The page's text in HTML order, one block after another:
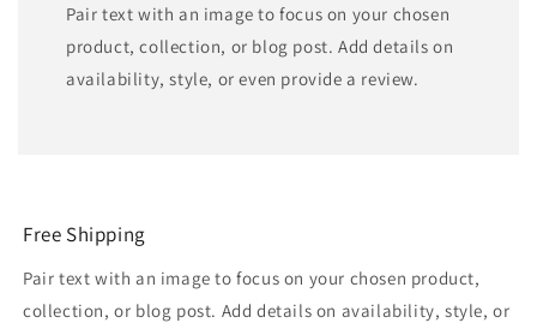
Pair text with an image to focus on your chosen
product, collection, or blog post. Add details on
availability, style, or even provide a review.
Free Shipping
Pair text with an image to focus on your chosen product,
collection, or blog post. Add details on availability, style, or